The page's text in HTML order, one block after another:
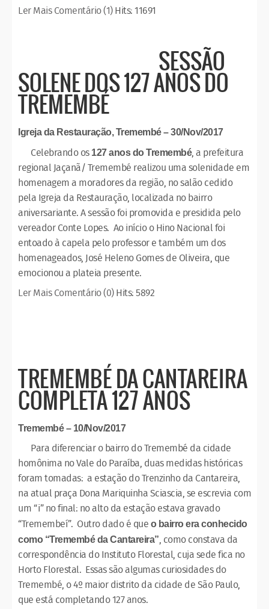
Ler Mais Comentário (1)Hits: 11691
SESSÃO
SOLENE DOS 127 ANOS DO
TREMEMBÉ
Igreja da Restauração, Tremembé – 30/Nov/2017
Celebrando os 127 anos do Tremembé, a prefeitura
regional Jaçanã/ Tremembé realizou uma solenidade em
homenagem a moradores da região, no salão cedido
pela Igreja da Restauração, localizada no bairro
aniversariante. A sessão foi promovida e presidida pelo
vereador Conte Lopes. Ao início o Hino Nacional foi
entoado à capela pelo professor e também um dos
homenageados, José Heleno Gomes de Oliveira, que
emocionou a plateia presente.
Ler Mais Comentário (0)Hits: 5892
TREMEMBÉ DA CANTAREIRA
COMPLETA 127 ANOS
Tremembé – 10/Nov/2017
Para diferenciar o bairro do Tremembé da cidade
homônima no Vale do Paraíba, duas medidas históricas
foram tomadas: a estação do Trenzinho da Cantareira,
na atual praça Dona Mariquinha Sciascia, se escrevia com
um “i” no final: no alto da estação estava gravado
“Tremembeí”. Outro dado é que o bairro era conhecido
como “Tremembé da Cantareira”, como constava da
correspondência do Instituto Florestal, cuja sede fica no
Horto Florestal. Essas são algumas curiosidades do
Tremembé, o 4º maior distrito da cidade de São Paulo,
que está completando 127 anos.